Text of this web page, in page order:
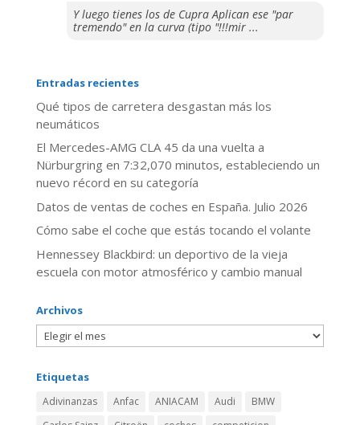
Y luego tienes los de Cupra Aplican ese "par
tremendo" en la curva (tipo "!!!mir ...
Entradas recientes
Qué tipos de carretera desgastan más los
neumáticos
El Mercedes-AMG CLA 45 da una vuelta a
Nürburgring en 7:32,070 minutos, estableciendo un
nuevo récord en su categoría
Datos de ventas de coches en España. Julio 2026
​Cómo sabe el coche que estás tocando el volante
Hennessey Blackbird: un deportivo de la vieja
escuela con motor atmosférico y cambio manual
Archivos
Etiquetas
Adivinanzas Anfac ANIACAM Audi
BMW